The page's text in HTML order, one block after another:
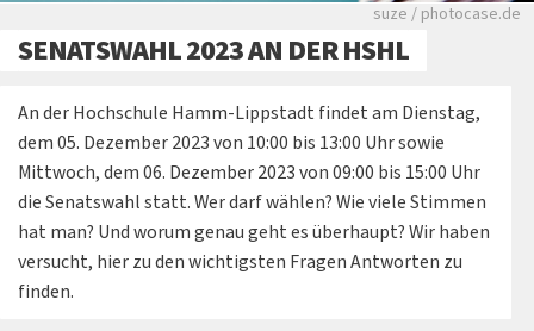
Viele Zeitungen.
suze / photocase.de
SENATSWAHL 2023 AN DER HSHL
An der Hochschule Hamm-Lippstadt findet am Dienstag,
dem 05. Dezember 2023 von 10:00 bis 13:00 Uhr sowie
Mittwoch, dem 06. Dezember 2023 von 09:00 bis 15:00 Uhr
die Senatswahl statt. Wer darf wählen? Wie viele Stimmen
hat man? Und worum genau geht es überhaupt? Wir haben
versucht, hier zu den wichtigsten Fragen Antworten zu
finden.